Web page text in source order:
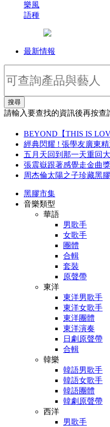
樂風
語種
最新情報
搜尋
請輸入要查找的資訊後再按查
BEYOND【THIS IS
經典閃耀 ! 張學友廣東
五月天回到那一天重回
張震嶽跟著感覺走金曲
周杰倫太陽之子珍藏黑
黑膠市集
音樂類型
華語
男歌手
女歌手
團體
合輯
套裝
原聲帶
東洋
東洋男歌手
東洋女歌手
東洋團體
東洋演奏
日劇原聲帶
合輯
韓樂
韓語男歌手
韓語女歌手
韓語團體
韓劇原聲帶
西洋
男歌手